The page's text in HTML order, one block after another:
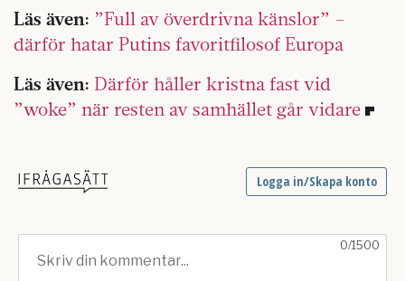
Läs även: ”Full av överdrivna känslor” –
därför hatar Putins favoritfilosof Europa
Läs även: Därför håller kristna fast vid
”woke” när resten av samhället går vidare